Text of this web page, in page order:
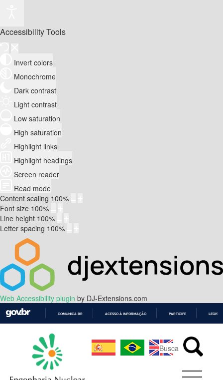
Accessibility Tools
Invert colors
Monochrome
Dark contrast
Light contrast
Low saturation
High saturation
Highlight links
Highlight headings
Screen reader
Read mode
Content scaling 100%
Font size 100%
Line height 100%
Letter spacing 100%
Web Accessibility plugin by DJ-Extensions.com
CONTEÚDO
COMUNICA BR ACESSO À INFORMAÇÃO PARTICIPE